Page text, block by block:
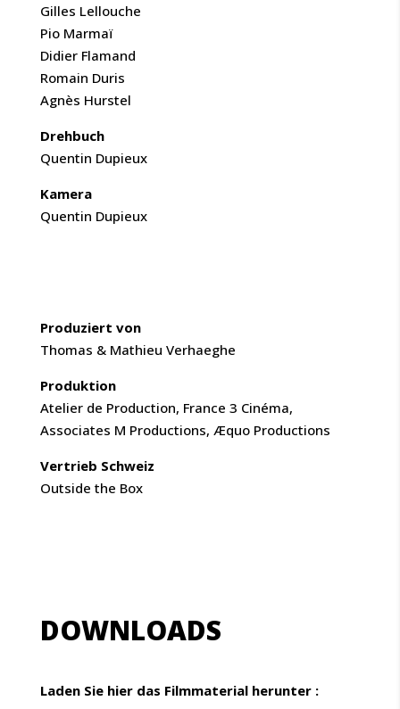
Gilles Lellouche
Pio Marmaï
Didier Flamand
Romain Duris
Agnès Hurstel
Drehbuch
Quentin Dupieux
Kamera
Quentin Dupieux
Produziert von
Thomas & Mathieu Verhaeghe
Produktion
Atelier de Production, France 3 Cinéma,
Associates M Productions, Æquo Productions
Vertrieb Schweiz
Outside the Box
DOWNLOADS
Laden Sie hier das Filmmaterial herunter :